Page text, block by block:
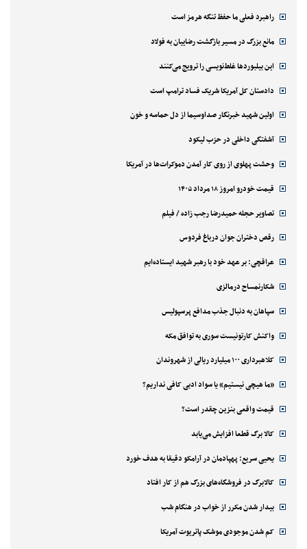
راهبرد فعلی ما حفظ تنگه هرمز است
مانع بزرگ در مسیر بازگشت رضاییان به فولاد
این بیلبوردها غلط‌نویسی را ترویج می‌کنند
دادستان کل آمریکا شریک فساد ترامپ است
اولین شهید خبرنگار صداوسیما از دل حماسه و خون
آشفتگی داخلی در حزب لیکود
وحشت پهلوی از روی کار آمدن دموکرات‌ها در آمریکا
قیمت خودرو امروز ۱۸ مرداد ۱۴۰۵
تصاویر حجله حمیدرضا رجب زاده / فیلم
رقص دختران جوان درباغ فردوس
عراقچی: بر عهد خود با رهبر شهید ایستاده‌ایم
شکارنمساح درمالزی
سپاهان به دنبال جذب مدافع پرسپولیس
واکنش کارتونیست سوری به توافق مکه
کلاهبرداری ۱۰۰ میلیارد ریالی از شهروندان
«ما هیچی نیستیم» یا سواد ادبی کافی نداریم؟
قیمت واقعی بنزین چقدر است؟
کالا برگ قطعا افزایش می‌یابد
یحیی سریع: پهپادمان در آرامکو دقیقا به هدف خورد
کالابرگ در فروشگاه‌های بزرگ هم از کار افتاد
بیدار شدن مکرر از خواب در هنگام شب
کم شدن موجودی موشک پاتریوت آمریکا